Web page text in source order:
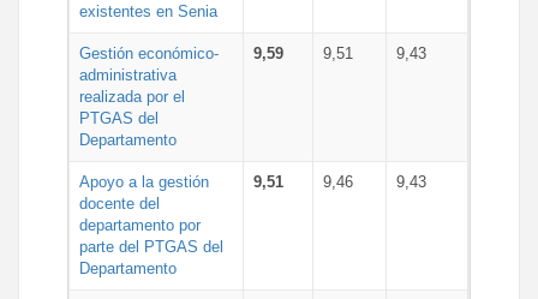
existentes en Senia
Gestión económico-
administrativa
realizada por el
PTGAS del
Departamento
9,59 9,51 9,43
Apoyo a la gestión
docente del
departamento por
parte del PTGAS del
Departamento
9,51 9,46 9,43